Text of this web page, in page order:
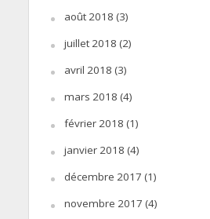
août 2018 (3)
juillet 2018 (2)
avril 2018 (3)
mars 2018 (4)
février 2018 (1)
janvier 2018 (4)
décembre 2017 (1)
novembre 2017 (4)